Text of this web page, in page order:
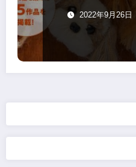
したい ワ
るみブロ
2022年9月26日